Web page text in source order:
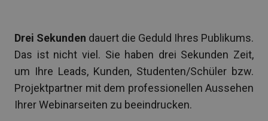
Drei Sekunden dauert die Geduld Ihres Publikums.
Das ist nicht viel. Sie haben drei Sekunden Zeit,
um Ihre Leads, Kunden, Studenten/Schüler bzw.
Projektpartner mit dem professionellen Aussehen
Ihrer Webinarseiten zu beeindrucken.